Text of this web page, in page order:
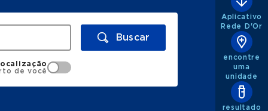
Buscar
de você
Aplicativo
Rede D'Or
encontre
uma
unidade
resultado